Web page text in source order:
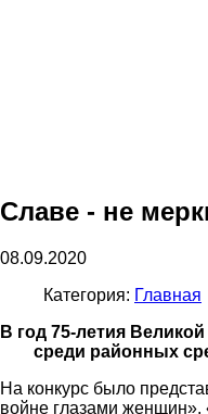
Славе - не
08.09.2020
Категория: Главная
В год 75-летия
среди районных
На конкурс было
войне глазами